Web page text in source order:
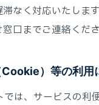
なく対応いたしま
口までご連絡くださ
）等の利用
は、サービスの利